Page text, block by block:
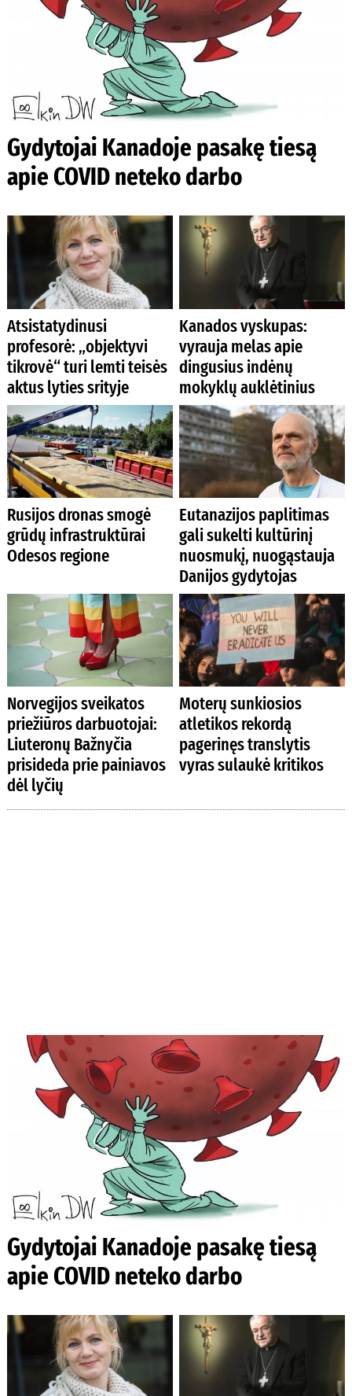
Gydytojai Kanadoje pasakę tiesą
apie COVID neteko darbo
Atsistatydinusi
profesorė: „objektyvi
tikrovė“ turi lemti teisės
aktus lyties srityje
Kanados vyskupas:
vyrauja melas apie
dingusius indėnų
mokyklų auklėtinius
Rusijos dronas smogė
grūdų infrastruktūrai
Odesos regione
Eutanazijos paplitimas
gali sukelti kultūrinį
nuosmukį, nuogąstauja
Danijos gydytojas
Norvegijos sveikatos
priežiūros darbuotojai:
Liuteronų Bažnyčia
prisideda prie painiavos
dėl lyčių
Moterų sunkiosios
atletikos rekordą
pagerinęs translytis
vyras sulaukė kritikos
Gydytojai Kanadoje pasakę tiesą
apie COVID neteko darbo